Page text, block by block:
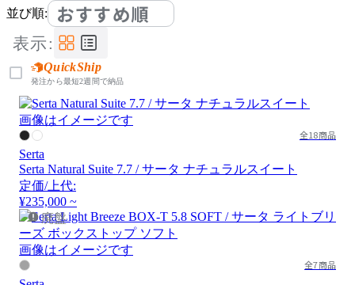
並び順: おすすめ順
表示:
QuickShip
発注から最短2週間で納品
画像はイメージです
全18商品
Serta
Serta Natural Suite 7.7 / サータ ナチュラルスイート
定価/上代:
¥235,000 ~
廃盤
画像はイメージです
全7商品